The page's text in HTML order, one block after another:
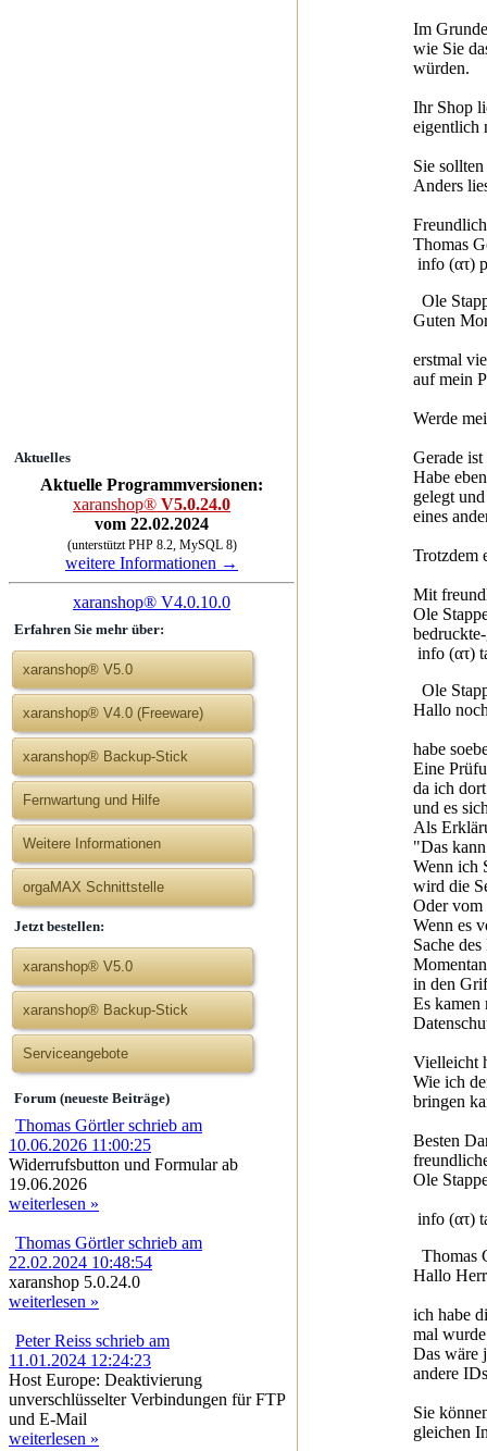
Aktuelles
Aktuelle Programmversionen:
xaranshop® V5.0.24.0
vom 22.02.2024
(unterstützt PHP 8.2, MySQL 8)
weitere Informationen →
xaranshop® V4.0.10.0
Erfahren Sie mehr über:
xaranshop® V5.0
xaranshop® V4.0 (Freeware)
xaranshop® Backup-Stick
Fernwartung und Hilfe
Weitere Informationen
orgaMAX Schnittstelle
Jetzt bestellen:
xaranshop® V5.0
xaranshop® Backup-Stick
Serviceangebote
Forum (neueste Beiträge)
Thomas Görtler schrieb am
10.06.2026 11:00:25
Widerrufsbutton und Formular ab
19.06.2026
weiterlesen »
Thomas Görtler schrieb am
22.02.2024 10:48:54
xaranshop 5.0.24.0
weiterlesen »
Peter Reiss schrieb am
11.01.2024 12:24:23
Host Europe: Deaktivierung
unverschlüsselter Verbindungen für FTP
und E-Mail
weiterlesen »
Im
wie Sie
würden.
Ihr Shop
eigentlich
Sie
Anders
Thomas
info (ατ)
Ole
Guten
erstmal
auf mein
Werde
Gerade
Habe
gelegt
eines
Trotzdem
Mit
Ole
info (ατ)
Ole
Hallo
habe
Eine
da ich
und es
Als
"Das
Wenn ich
wird die
Oder vom
Wenn es
Sache
in den
Es kamen
Vielleicht
Wie ich
bringen
Besten
Ole
info (ατ)
Thomas
Hallo
ich habe
mal
Das wäre
andere
Sie
gleichen